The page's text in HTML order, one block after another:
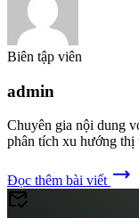
Biên tập viên
admin
Chuyên gia nội dung
phân tích xu hướng thị
Đọc thêm bài viết trending_flat
mark_email_read